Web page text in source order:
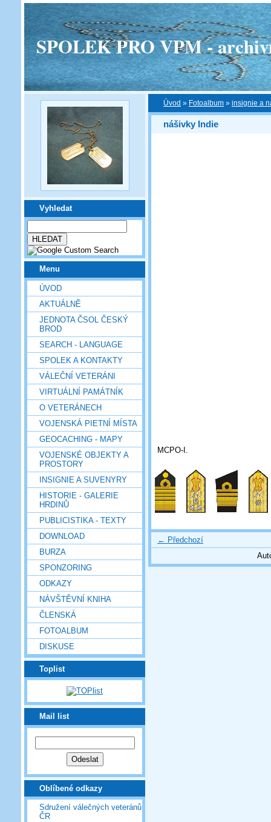
SPOLEK PRO VPM -
Vyhledat
Menu
ÚVOD
AKTUÁLNĚ
JEDNOTA ČSOL ČESKÝ
BROD
SEARCH - LANGUAGE
SPOLEK A KONTAKTY
VÁLEČNÍ VETERÁNI
VIRTUÁLNÍ PAMÁTNÍK
O VETERÁNECH
VOJENSKÁ PIETNÍ MÍSTA
GEOCACHING - MAPY
VOJENSKÉ OBJEKTY A
PROSTORY
INSIGNIE A SUVENYRY
HISTORIE - GALERIE
HRDINŮ
PUBLICISTIKA - TEXTY
DOWNLOAD
BURZA
SPONZORING
ODKAZY
NÁVŠTĚVNÍ KNIHA
ČLENSKÁ
FOTOALBUM
DISKUSE
Toplist
Mail list
Oblíbené odkazy
Sdružení válečných veteránů
ČR
Úvod » Fotoalbum » insignie a
nášivky Indie
MCPO-I.
← Předchozí